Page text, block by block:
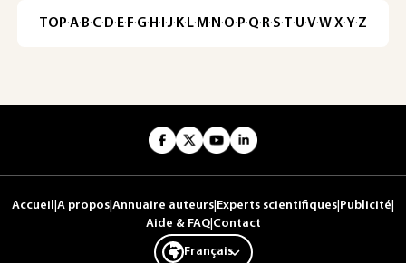
TOP·A·B·C· D· E· F·G· H · ·J· K· L· M · N ·O· P·Q· R·S·T·U·V·W·X·Y·Z
Accueil A propos Annuaire auteurs Experts scientifiques Publicité
Aide & FAQ| Contact
Français